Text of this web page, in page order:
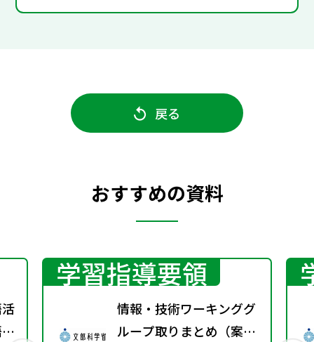
戻る
おすすめの資料
学習指導要領
情報・技術ワーキンググ
ループ取りまとめ（案）